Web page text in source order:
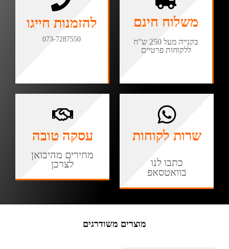
משלוח חינם
בקנייה מעל 250 ש"ח
ללקוחות פרטיים
להזמנות חייגו
073-7287550
שרות לקוחות
כתבו לנו
בוואטסאפ
עסקה טובה
מחירים מהיבואן
לצרכן
מוצרים משודרגים